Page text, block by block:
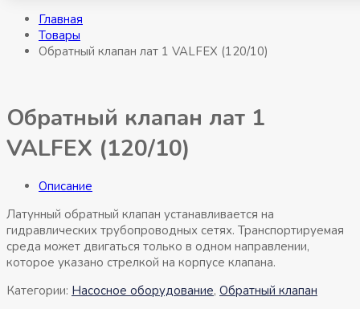
Главная
Товары
Обратный клапан лат 1 VALFEX (120/10)
Обратный клапан лат 1
VALFEX (120/10)
Описание
Латунный обратный клапан устанавливается на
гидравлических трубопроводных сетях. Транспортируемая
среда может двигаться только в одном направлении,
которое указано стрелкой на корпусе клапана.
Категории: Насосное оборудование, Обратный клапан